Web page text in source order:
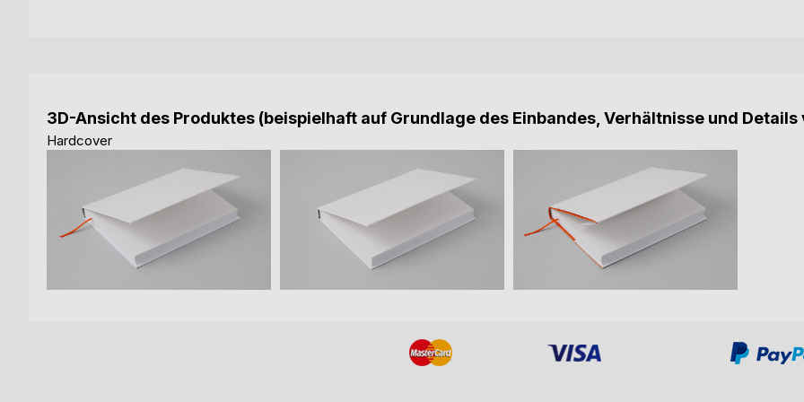
3D-Ansicht des Produktes (beispielhaft auf Grundlage des Einbandes, Verhältnisse und
Hardcover